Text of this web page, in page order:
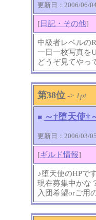
更新日：2006/06/
[日記・その他]
中級者レベルの
一日一枚写真を
どうぞ見てやっ
第38位 -> 1pt
■ ～†堕天使†
更新日：2006/03/
[ギルド情報]
♪堕天使のHPで
現在募集中かな
入団希望orご用